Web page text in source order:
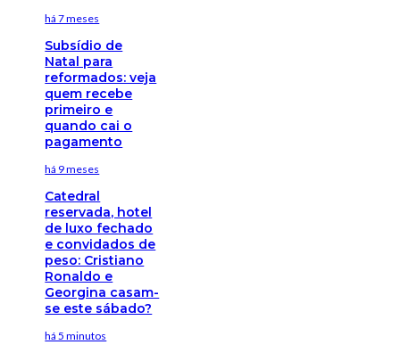
há 7 meses
Subsídio de
Natal para
reformados: veja
quem recebe
primeiro e
quando cai o
pagamento
há 9 meses
Catedral
reservada, hotel
de luxo fechado
e convidados de
peso: Cristiano
Ronaldo e
Georgina casam-
se este sábado?
há 5 minutos